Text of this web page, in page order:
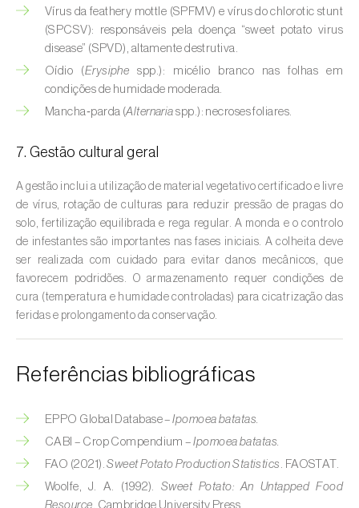
Carambola (Averrhoa carambola)
Carpino-europeu (Carpinus betulus
Carvalhos ( Quercus spp. e Fagus spp.
Castanheiro ( Castanea sativa)
Cebola (Allium cepa
Cedro (Cedrus spp.)
Cenoura (Daucus carota )
Centeio (Secale cereale )
Cerejeira (Prunus avium L.)
Cherovia / Pastinaca ( Pastinaca sativa
Citrinos (Citrus spp. )
Colza (Brassica napus )
Coqueiro (Cocos nucifera)
Vírus da feathery mottle (SPFMV) e vírus do chlorotic stunt
(SPCSV): responsáveis pela doença “sweet potato virus
disease” (SPVD), altamente destrutiva.
Oídio (Erysiphe spp.): micélio branco nas folhas em
condições de humidade moderada.
Mancha‑parda (Alternaria spp.): necroses foliares.
7. Gestão cultural geral
A gestão inclui a utilização de material vegetativo certificado e livre
de vírus, rotação de culturas para reduzir pressão de pragas do
solo, fertilização equilibrada e rega regular. A monda e o controlo
de infestantes são importantes nas fases iniciais. A colheita deve
ser realizada com cuidado para evitar danos mecânicos, que
favorecem podridões. O armazenamento requer condições de
cura (temperatura e humidade controladas) para cicatrização das
feridas e prolongamento da conservação.
Referências bibliográficas
EPPO Global Database –Ipomoea batatas.
CABI – Crop Compendium –Ipomoea batatas.
FAO (2021).Sweet Potato Production Statistics . FAOSTAT.
Woolfe, J. A. (1992). Sweet Potato: An Untapped Food
Resource. Cambridge University Press.